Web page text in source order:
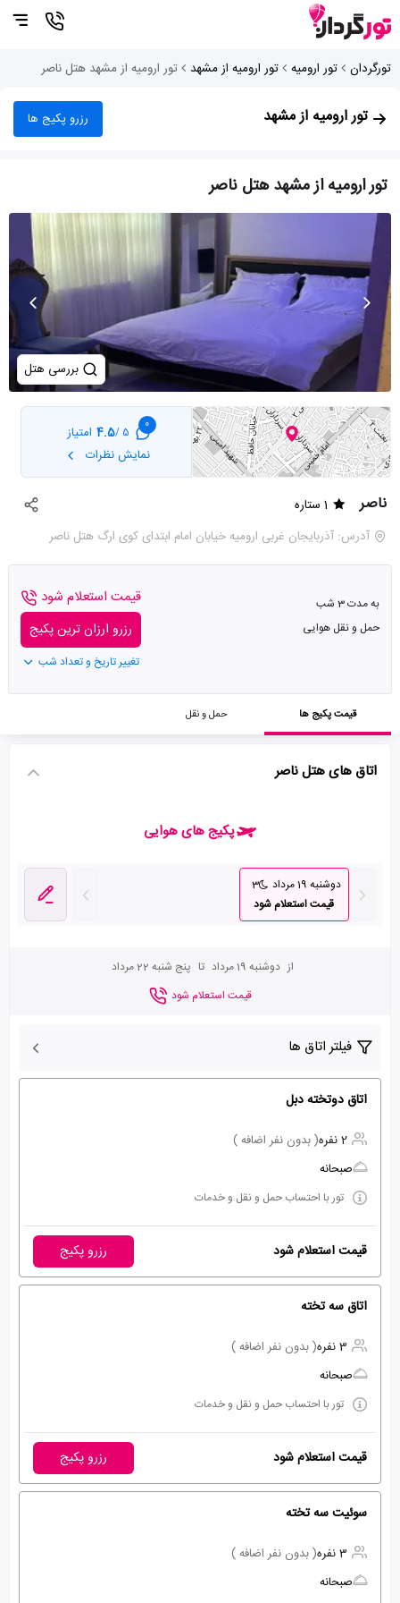
تورگردان تور ارومیه تور ارومیه از مشهد تور ارومیه از مشهد هتل ناصر
تور ارومیه از مشهد رزرو پکیج ها
تور ارومیه از مشهد هتل ناصر
بررسی هتل
0
5 /
4.5 امتیاز
نمایش نظرات
ناصر
1 ستاره
آدرس: آذربایجان غربی ارومیه خیابان امام ابتدای کوی ارگ هتل ناصر
به مدت 3 شب
حمل و نقل هوایی
قیمت استعلام شود
رزرو ارزان ترین پکیج
تغییر تاریخ و تعداد شب
قیمت پکیج ها حمل و نقل
اتاق های هتل ناصر
پکیج های هوایی
دوشنبه 19 مرداد
3
قیمت استعلام شود
از دوشنبه 19 مرداد تا پنج شنبه 22 مرداد
قیمت استعلام شود
فیلتر اتاق ها
اتاق دوتخته دبل
2 نفره
( بدون نفر اضافه )
صبحانه
تور با احتساب حمل و نقل و خدمات
قیمت استعلام شود رزرو پکیج
اتاق سه تخته
3 نفره
( بدون نفر اضافه )
صبحانه
تور با احتساب حمل و نقل و خدمات
قیمت استعلام شود رزرو پکیج
سوئیت سه تخته
3 نفره
( بدون نفر اضافه )
صبحانه